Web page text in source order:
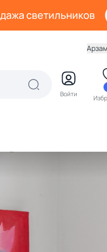
светильников
Войти